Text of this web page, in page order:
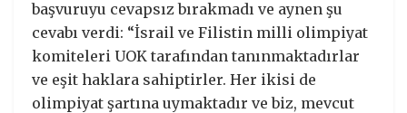
başvuruyu cevapsız bırakmadı ve aynen şu
cevabı verdi: “İsrail ve Filistin milli olimpiyat
komiteleri UOK tarafından tanınmaktadırlar
ve eşit haklara sahiptirler. Her ikisi de
olimpiyat şartına uymaktadır ve biz, mevcut